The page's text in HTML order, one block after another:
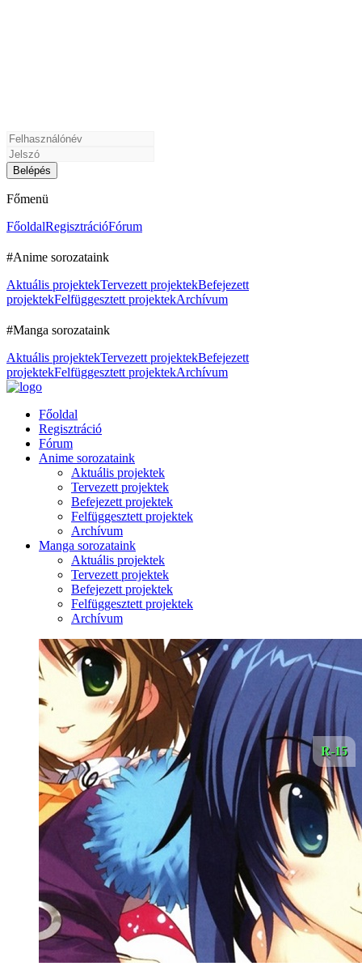
Főmenü
FőoldalRegisztrációFórum
#Anime sorozataink
Aktuális projektekTervezett projektekBefejezett
projektekFelfüggesztett projektekArchívum
#Manga sorozataink
Aktuális projektekTervezett projektekBefejezett
projektekFelfüggesztett projektekArchívum
Főoldal
Regisztráció
Fórum
Anime sorozataink
Aktuális projektek
Tervezett projektek
Befejezett projektek
Felfüggesztett projektek
Archívum
Manga sorozataink
Aktuális projektek
Tervezett projektek
Befejezett projektek
Felfüggesztett projektek
Archívum
R-15